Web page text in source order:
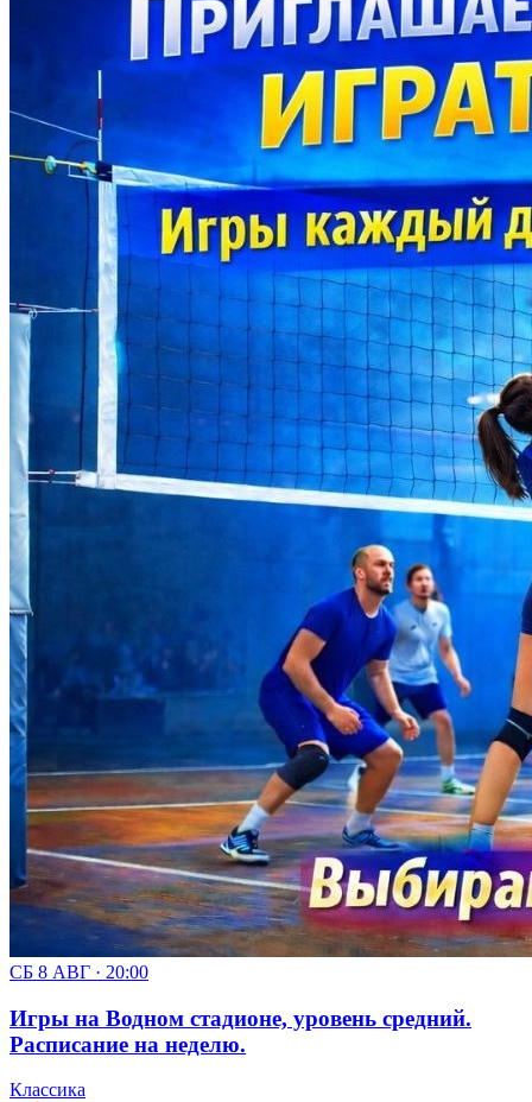
СБ 8 АВГ · 20:00
Игры на Водном стадионе, уровень средний.
Расписание на неделю.
Классика